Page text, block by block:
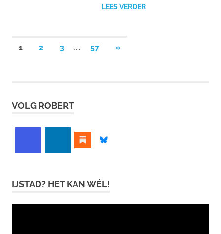
LEES VERDER
Berichten
1 2 3 57
VOLGENDE
»
VOLG ROBERT
IJSTAD? HET KAN WÉL!